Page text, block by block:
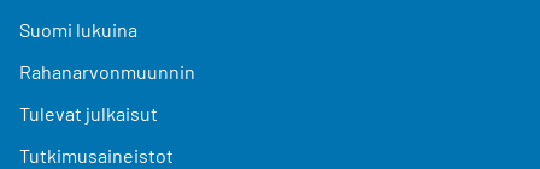
Suomi lukuina
Rahanarvonmuunnin
Tulevat julkaisut
Tutkimusaineistot